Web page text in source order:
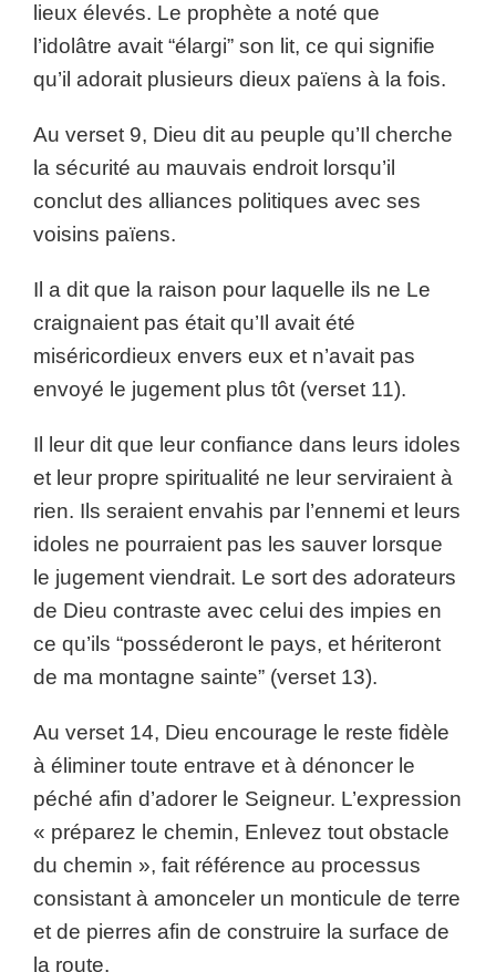
lieux élevés. Le prophète a noté que
l’idolâtre avait “élargi” son lit, ce qui signifie
qu’il adorait plusieurs dieux païens à la fois.
Au verset 9, Dieu dit au peuple qu’Il cherche
la sécurité au mauvais endroit lorsqu’il
conclut des alliances politiques avec ses
voisins païens.
Il a dit que la raison pour laquelle ils ne Le
craignaient pas était qu’Il avait été
miséricordieux envers eux et n’avait pas
envoyé le jugement plus tôt (verset 11).
Il leur dit que leur confiance dans leurs idoles
et leur propre spiritualité ne leur serviraient à
rien. Ils seraient envahis par l’ennemi et leurs
idoles ne pourraient pas les sauver lorsque
le jugement viendrait. Le sort des adorateurs
de Dieu contraste avec celui des impies en
ce qu’ils “posséderont le pays, et hériteront
de ma montagne sainte” (verset 13).
Au verset 14, Dieu encourage le reste fidèle
à éliminer toute entrave et à dénoncer le
péché afin d’adorer le Seigneur. L’expression
« préparez le chemin, Enlevez tout obstacle
du chemin », fait référence au processus
consistant à amonceler un monticule de terre
et de pierres afin de construire la surface de
la route.